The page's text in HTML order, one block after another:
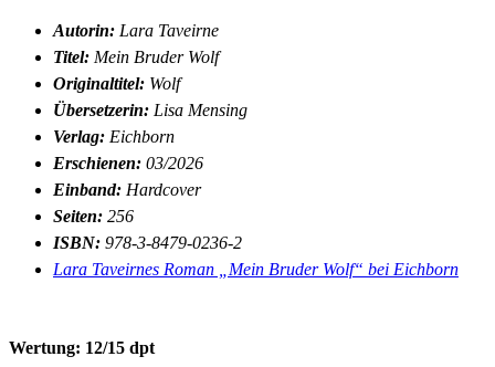
Autorin: Lara Taveirne
Titel: Mein Bruder Wolf
Originaltitel: Wolf
Übersetzerin: Lisa Mensing
Verlag: Eichborn
Erschienen: 03/2026
Einband: Hardcover
Seiten: 256
ISBN: 978-3-8479-0236-2
Lara Taveirnes Roman „Mein Bruder Wolf“ bei Eichborn
Wertung: 12/15 dpt